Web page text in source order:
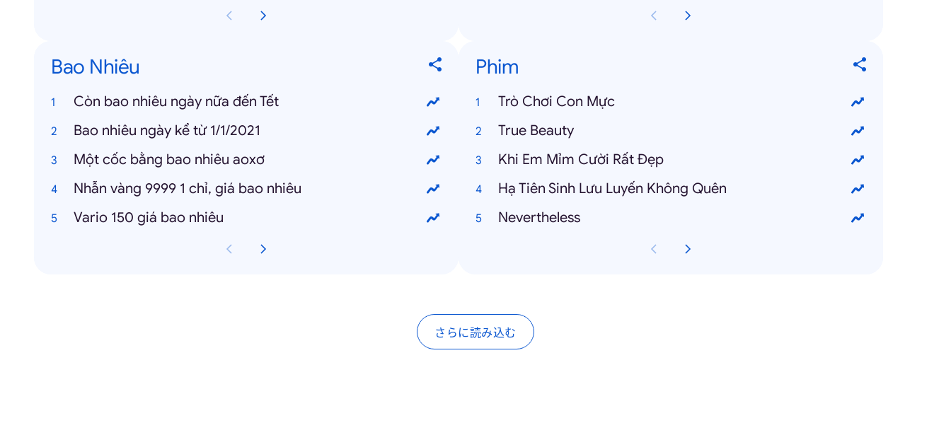
Bao Nhiêu
Còn bao nhiêu ngày nữa đến Tết
Bao nhiêu ngày kể từ 1/1/2021
Một cốc bằng bao nhiêu aoxơ
Nhẫn vàng 9999 1 chỉ, giá bao nhiêu
Vario 150 giá bao nhiêu
Phim
Trò Chơi Con Mực
True Beauty
Khi Em Mỉm Cười Rất Đẹp
Hạ Tiên Sinh Lưu Luyến Không Quên
Nevertheless
さらに読み込む